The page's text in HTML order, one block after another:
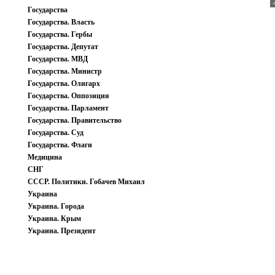
Государства
Государства. Власть
Государства. Гербы
Государства. Депутат
Государства. МВД
Государства. Министр
Государства. Олигарх
Государства. Оппозиция
Государства. Парламент
Государства. Правительство
Государства. Суд
Государства. Флаги
Медицина
СНГ
СССР. Политики. Гобачев Михаил
Украина
Украина. Города
Украина. Крым
Украина. Президент